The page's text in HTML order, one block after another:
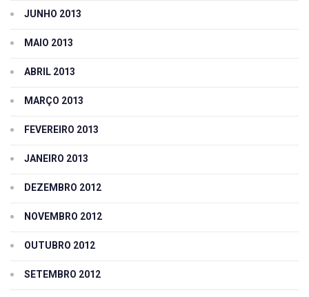
JUNHO 2013
MAIO 2013
ABRIL 2013
MARÇO 2013
FEVEREIRO 2013
JANEIRO 2013
DEZEMBRO 2012
NOVEMBRO 2012
OUTUBRO 2012
SETEMBRO 2012